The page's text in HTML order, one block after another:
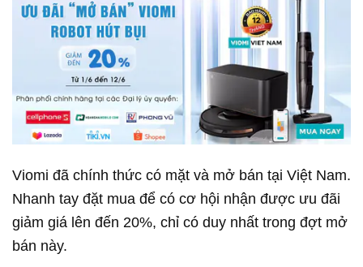
Viomi đã chính thức có mặt và mở bán tại Việt Nam.
Nhanh tay đặt mua để có cơ hội nhận được ưu đãi
giảm giá lên đến 20%, chỉ có duy nhất trong đợt mở
bán này.